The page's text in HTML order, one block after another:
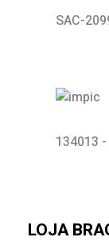
SAC-
134013 -
LOJA